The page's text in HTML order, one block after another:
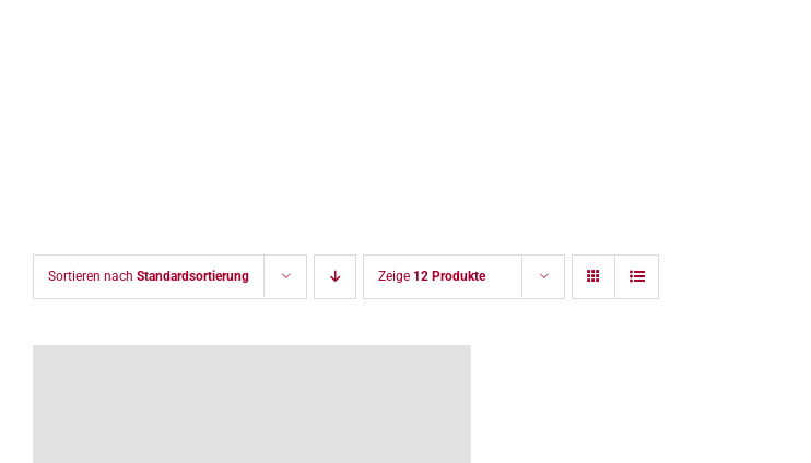
Sortieren nach Standardsortierung Zeige 12 Produkte